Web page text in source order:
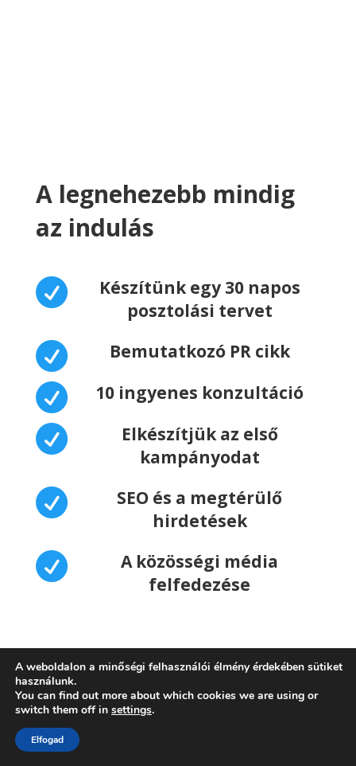
A legnehezebb mindig
az indulás

Készítünk egy 30 napos
posztolási tervet
 Bemutatkozó PR cikk
 10 ingyenes konzultáció

Elkészítjük az első
kampányodat

SEO és a megtérülő
hirdetések

A közösségi média
felfedezése
Akarok egy ingyenes
A weboldalon a minőségi felhasználói élmény érdekében sütiket
használunk.
You can find out more about which cookies we are using or
switch them off in settings.
Elfogad